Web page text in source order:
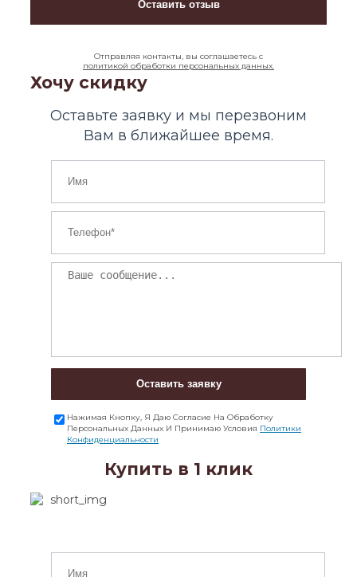
Отправляя контакты, вы соглашаетесь с
политикой обработки персональных данных.
Хочу скидку
Оставьте заявку и мы перезвоним
Вам в ближайшее время.
Оставить заявку
Нажимая Кнопку, Я Даю Согласие На Обработку
Персональных Данных И Принимаю Условия Политики
Конфиденциальности
Купить в 1 клик